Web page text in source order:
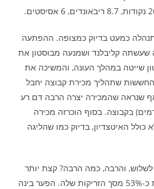
כמעט בדיוק כמצופה. ההפתעה
שעשתה קליבלנד ושמנעה מבוסטון את
שייטה במהלך העונה, והמשיכה את
שתהליך מכירת קבוצה יחבל
שנראה שהמכירה יצרה הרבה דם רע
בקבוצה. בסוף הוכרזה מכירה
– לא כולל האיטצדיון, בדיוק כמו שהליגה
והרבה, כמה הרבה? קצת יותר
מ-48 זריקות לשלוש, שמהוות כ-53% מסך הזריקות שלה. הפער בינה